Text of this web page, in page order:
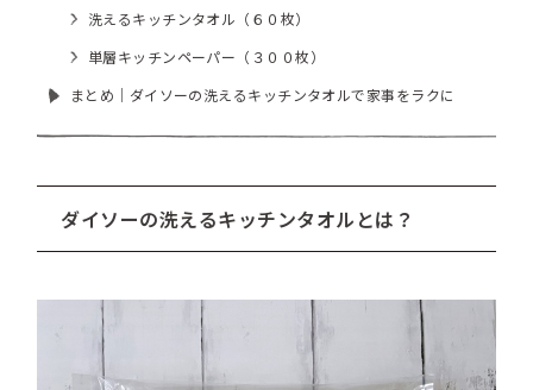
洗えるキッチンタオル（６０枚）
単層キッチンペーパー（３００枚）
まとめ｜ダイソーの洗えるキッチンタオルで家事をラクに
ダイソーの洗えるキッチンタオルとは？